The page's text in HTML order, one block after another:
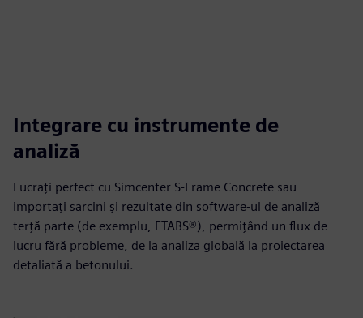
Integrare cu instrumente de
analiză
Lucrați perfect cu Simcenter S-Frame Concrete sau
importați sarcini și rezultate din software-ul de analiză
terță parte (de exemplu, ETABS®), permițând un flux de
lucru fără probleme, de la analiza globală la proiectarea
detaliată a betonului.